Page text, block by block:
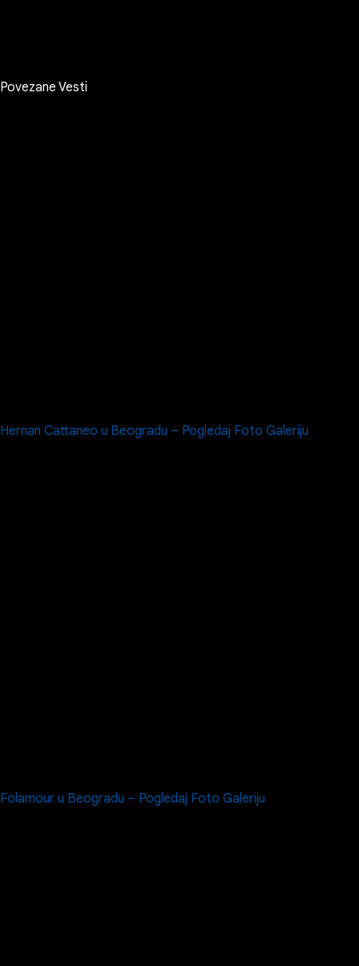
Povezane Vesti
Hernan Cattaneo u Beogradu – Pogledaj Foto Galeriju
Folamour u Beogradu – Pogledaj Foto Galeriju